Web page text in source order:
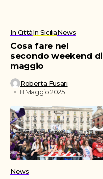
In CittàIn SiciliaNews
Cosa fare nel
secondo weekend di
maggio
Roberta Fusari
8 Maggio 2025
News